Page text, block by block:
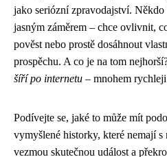
jako seriózní zpravodajství.
jasným záměrem – chce ovlivnit,
pověst nebo prostě dosáhnout
prospěchu. A co je na tom
šíří po internetu – mnohem
Podívejte se, jaké to může mít
vymyšlené historky, které nemají
vezmou skutečnou událost a